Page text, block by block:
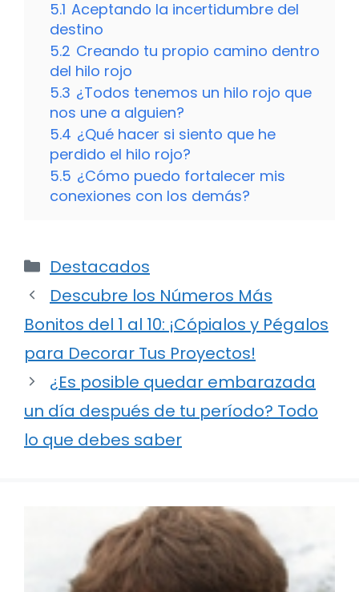
5.1 Aceptando la incertidumbre del
destino
5.2 Creando tu propio camino dentro
del hilo rojo
5.3 ¿Todos tenemos un hilo rojo que
nos une a alguien?
5.4 ¿Qué hacer si siento que he
perdido el hilo rojo?
5.5 ¿Cómo puedo fortalecer mis
conexiones con los demás?
Categorías
Destacados
Descubre los Números Más
Bonitos del 1 al 10: ¡Cópialos y Pégalos
para Decorar Tus Proyectos!
¿Es posible quedar embarazada
un día después de tu período? Todo
lo que debes saber